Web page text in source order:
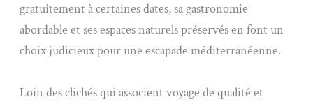
gratuitement à certaines dates, sa gastronomie
abordable et ses espaces naturels préservés en font un
choix judicieux pour une escapade méditerranéenne.
Loin des clichés qui associent voyage de qualité et